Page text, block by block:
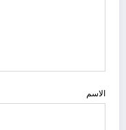
الاسم